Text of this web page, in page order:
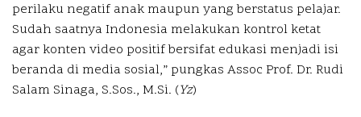
perilaku negatif anak maupun yang berstatus pelajar.
Sudah saatnya Indonesia melakukan kontrol ketat
agar konten video positif bersifat edukasi menjadi isi
beranda di media sosial,” pungkas Assoc Prof. Dr. Rudi
Salam Sinaga, S.Sos., M.Si. (Yz)